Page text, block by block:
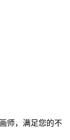
师，满足您的不